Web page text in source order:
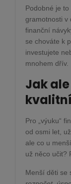
Podobné je
gramotnosti v
finanční
se chováte k
investujete
mnohem dřív.
Jak
Pro „výuku“
od osmi let,
ale co u
už něco učit?
Menší děti se